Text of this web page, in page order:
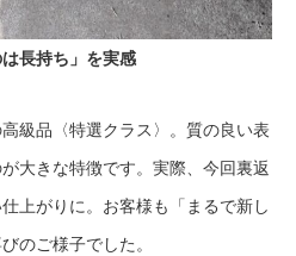
長持ち」を実感
級品〈特選クラス〉。質の良い表
大きな特徴です。実際、今回裏返
上がりに。お客様も「まるで新し
のご様子でした。